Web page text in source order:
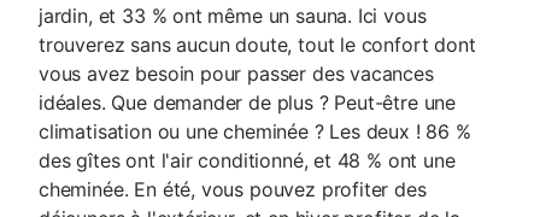
jardin, et 33 % ont même un sauna. Ici vous
trouverez sans aucun doute, tout le confort dont
vous avez besoin pour passer des vacances
idéales. Que demander de plus ? Peut-être une
climatisation ou une cheminée ? Les deux ! 86 %
des gîtes ont l'air conditionné, et 48 % ont une
cheminée. En été, vous pouvez profiter des